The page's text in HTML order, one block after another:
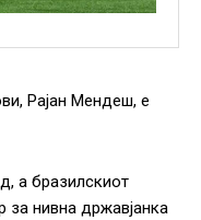
Рајан Мендеш, е
а бразилскиот
за нивна државјанка